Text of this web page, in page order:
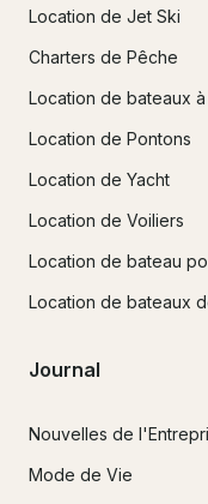
Location de Jet Ski
Charters de Pêche
Location de bateaux
Location de Pontons
Location de Yacht
Location de Voiliers
Location de bateau
Location de bateaux
Journal
Nouvelles de
Mode de Vie